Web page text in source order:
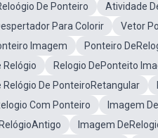
De Ponteiro
Atividade
Para Colorir
Vetor
Imagem
Ponteiro
Relógio
Relogio DePonteito
Relógio De PonteiroRetangular
Com Ponteiro
Imagem
Imagem